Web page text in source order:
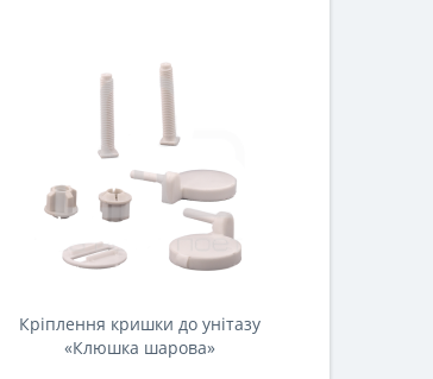
Кріплення кришки до унітазу
«Клюшка шарова»